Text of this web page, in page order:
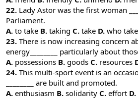
22. Lady Astor was the first woman
Parliament.
A. to take B. taking C. take D. who
23. There is now increasing concern
energy________ particularly about
A. possessions B. goods C. resources
24. This multi-sport event is an
________ are built and promoted.
A. enthusiasm B. solidarity C. effort D.